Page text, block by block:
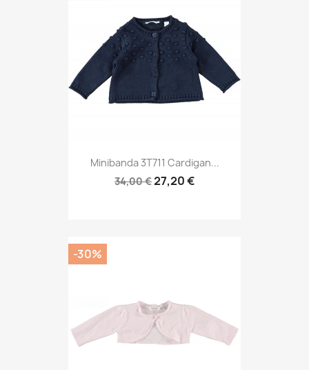
Minibanda 3T711 Cardigan...
34,00 €27,20 €
-30%